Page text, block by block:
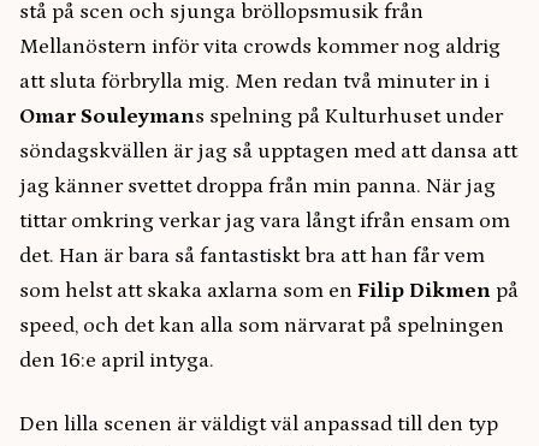
stå på scen och sjunga bröllopsmusik från
Mellanöstern inför vita crowds kommer nog aldrig
att sluta förbrylla mig. Men redan två minuter in i
Omar Souleymans spelning på Kulturhuset under
söndagskvällen är jag så upptagen med att dansa att
jag känner svettet droppa från min panna. När jag
tittar omkring verkar jag vara långt ifrån ensam om
det. Han är bara så fantastiskt bra att han får vem
som helst att skaka axlarna som en Filip Dikmen på
speed, och det kan alla som närvarat på spelningen
den 16:e april intyga.
Den lilla scenen är väldigt väl anpassad till den typ